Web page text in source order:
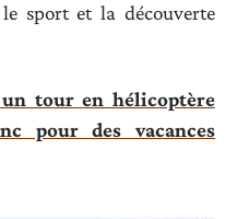
sport et la découverte
un tour en hélicoptère
pour des vacances